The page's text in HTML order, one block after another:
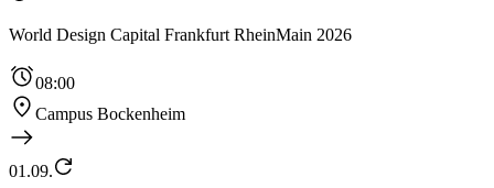
World Design Capital Frankfurt RheinMain 2026
08:00
Campus Bockenheim
01.09.